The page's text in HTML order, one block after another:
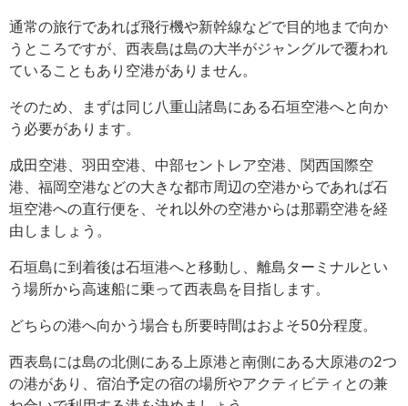
通常の旅行であれば飛行機や新幹線などで目的地まで向か
うところですが、西表島は島の大半がジャングルで覆われ
ていることもあり空港がありません。
そのため、まずは同じ八重山諸島にある石垣空港へと向か
う必要があります。
成田空港、羽田空港、中部セントレア空港、関西国際空
港、福岡空港などの大きな都市周辺の空港からであれば石
垣空港への直行便を、それ以外の空港からは那覇空港を経
由しましょう。
石垣島に到着後は石垣港へと移動し、離島ターミナルとい
う場所から高速船に乗って西表島を目指します。
どちらの港へ向かう場合も所要時間はおよそ50分程度。
西表島には島の北側にある上原港と南側にある大原港の2つ
の港があり、宿泊予定の宿の場所やアクティビティとの兼